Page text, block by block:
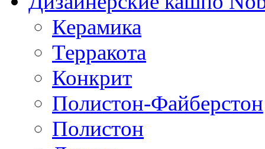
Керамика
Терракота
Конкрит
Полистон-Файберстон
Полистон